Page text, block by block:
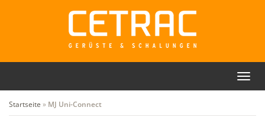
Startseite » MJ Uni-Connect